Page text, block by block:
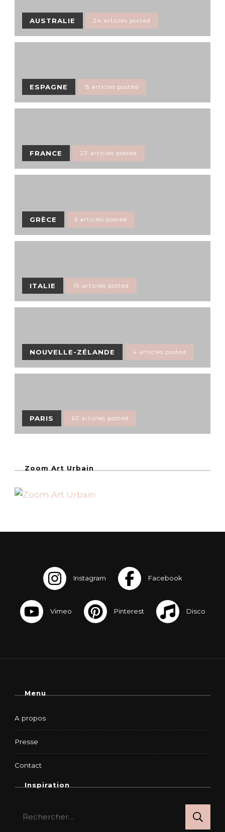
AUSTRALIE 24 articles posted
ESPAGNE 8 articles posted
FRANCE 23 articles posted
GRÈCE 5 articles posted
ITALIE 19 articles posted
NOUVELLE-ZÉLANDE 4 articles posted
PARIS 62 articles posted
Zoom Art Urbain
Menu
A propos
Presse
Contact
Inspiration